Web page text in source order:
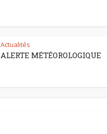
Actualités
ALERTE MÉTÉOROLOGIQUE